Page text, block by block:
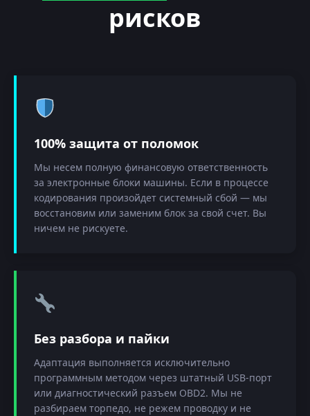
рисков
100% защита от поломок
Мы несем полную финансовую ответственность
за электронные блоки машины. Если в процессе
кодирования произойдет системный сбой — мы
восстановим или заменим блок за свой счет. Вы
ничем не рискуете.
Без разбора и пайки
Адаптация выполняется исключительно
программным методом через штатный USB-порт
или диагностический разъем OBD2. Мы не
разбираем торпедо, не режем проводку и не